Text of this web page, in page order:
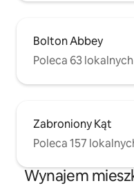
Bolton Abbey
Poleca 63
Zabroniony Kąt
Poleca 157
Wynajem